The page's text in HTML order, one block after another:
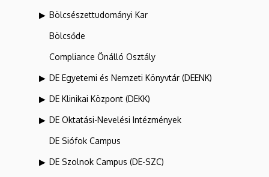
Bölcsészettudományi Kar
Bölcsőde
Compliance Önálló Osztály
DE Egyetemi és Nemzeti Könyvtár (DEENK)
DE Klinikai Központ (DEKK)
DE Oktatási-Nevelési Intézmények
DE Siófok Campus
DE Szolnok Campus (DE-SZC)